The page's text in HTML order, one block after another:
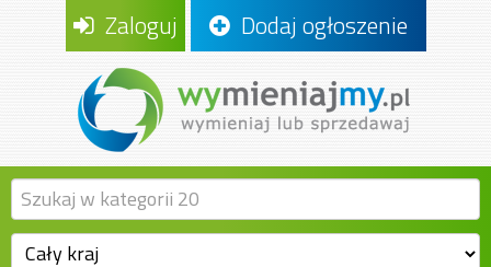
Zaloguj Dodaj ogłoszenie